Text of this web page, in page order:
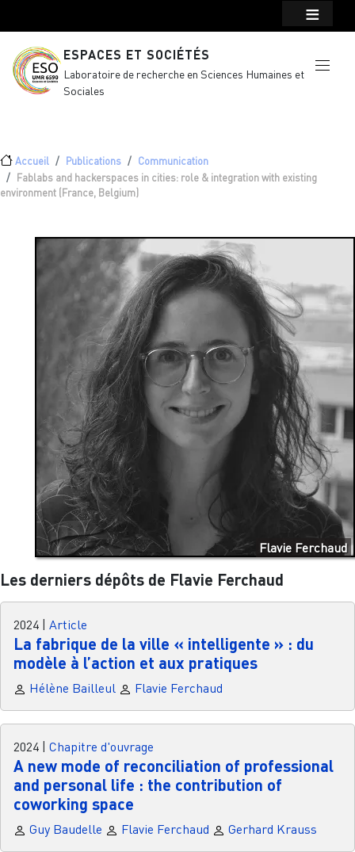
ESPACES ET SOCIÉTÉS
Laboratoire de recherche en Sciences Humaines et
Sociales
Fil d'Ariane
Accueil Publications
Communication
Fablabs and hackerspaces in cities: role & integration with existing
environment (France, Belgium)
Flavie Ferchaud
Les derniers dépôts de Flavie Ferchaud
2024 Article
La fabrique de la ville « intelligente » : du
modèle à l’action et aux pratiques
Hélène Bailleul Flavie Ferchaud
2024 Chapitre d'ouvrage
A new mode of reconciliation of professional
and personal life : the contribution of
coworking space
Guy Baudelle Flavie Ferchaud Gerhard Krauss